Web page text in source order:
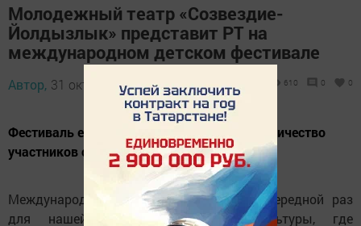
Молодежный театр «Созвездие-
Йолдызлык» представит РТ на
международном детском фестивале
Автор, 31 октября 2025 - 11:37 610 0 0
Фестиваль ежегодно собирает большое количество
участников со всего мира.
Международный фестиваль станет в очередной раз
для нашей республики местом культуры, где